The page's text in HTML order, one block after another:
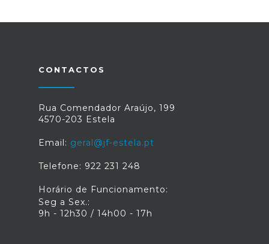
CONTACTOS
Rua Comendador Araújo, 199
4570-203 Estela
Email: geral@jf-estela.pt
Telefone: 922 231 248
Horário de Funcionamento:
Seg a Sex.:
9h - 12h30 / 14h00 - 17h